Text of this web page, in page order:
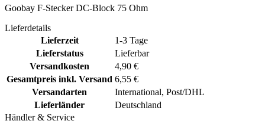
Goobay F-Stecker DC-Block 75 Ohm
Lieferdetails
Lieferzeit
1-3 Tage
Lieferstatus
Lieferbar
Versandkosten
4,90 €
Gesamtpreis inkl. Versand 6,55 €
Versandarten
International, Post/DHL
Lieferländer
Deutschland
Händler & Service